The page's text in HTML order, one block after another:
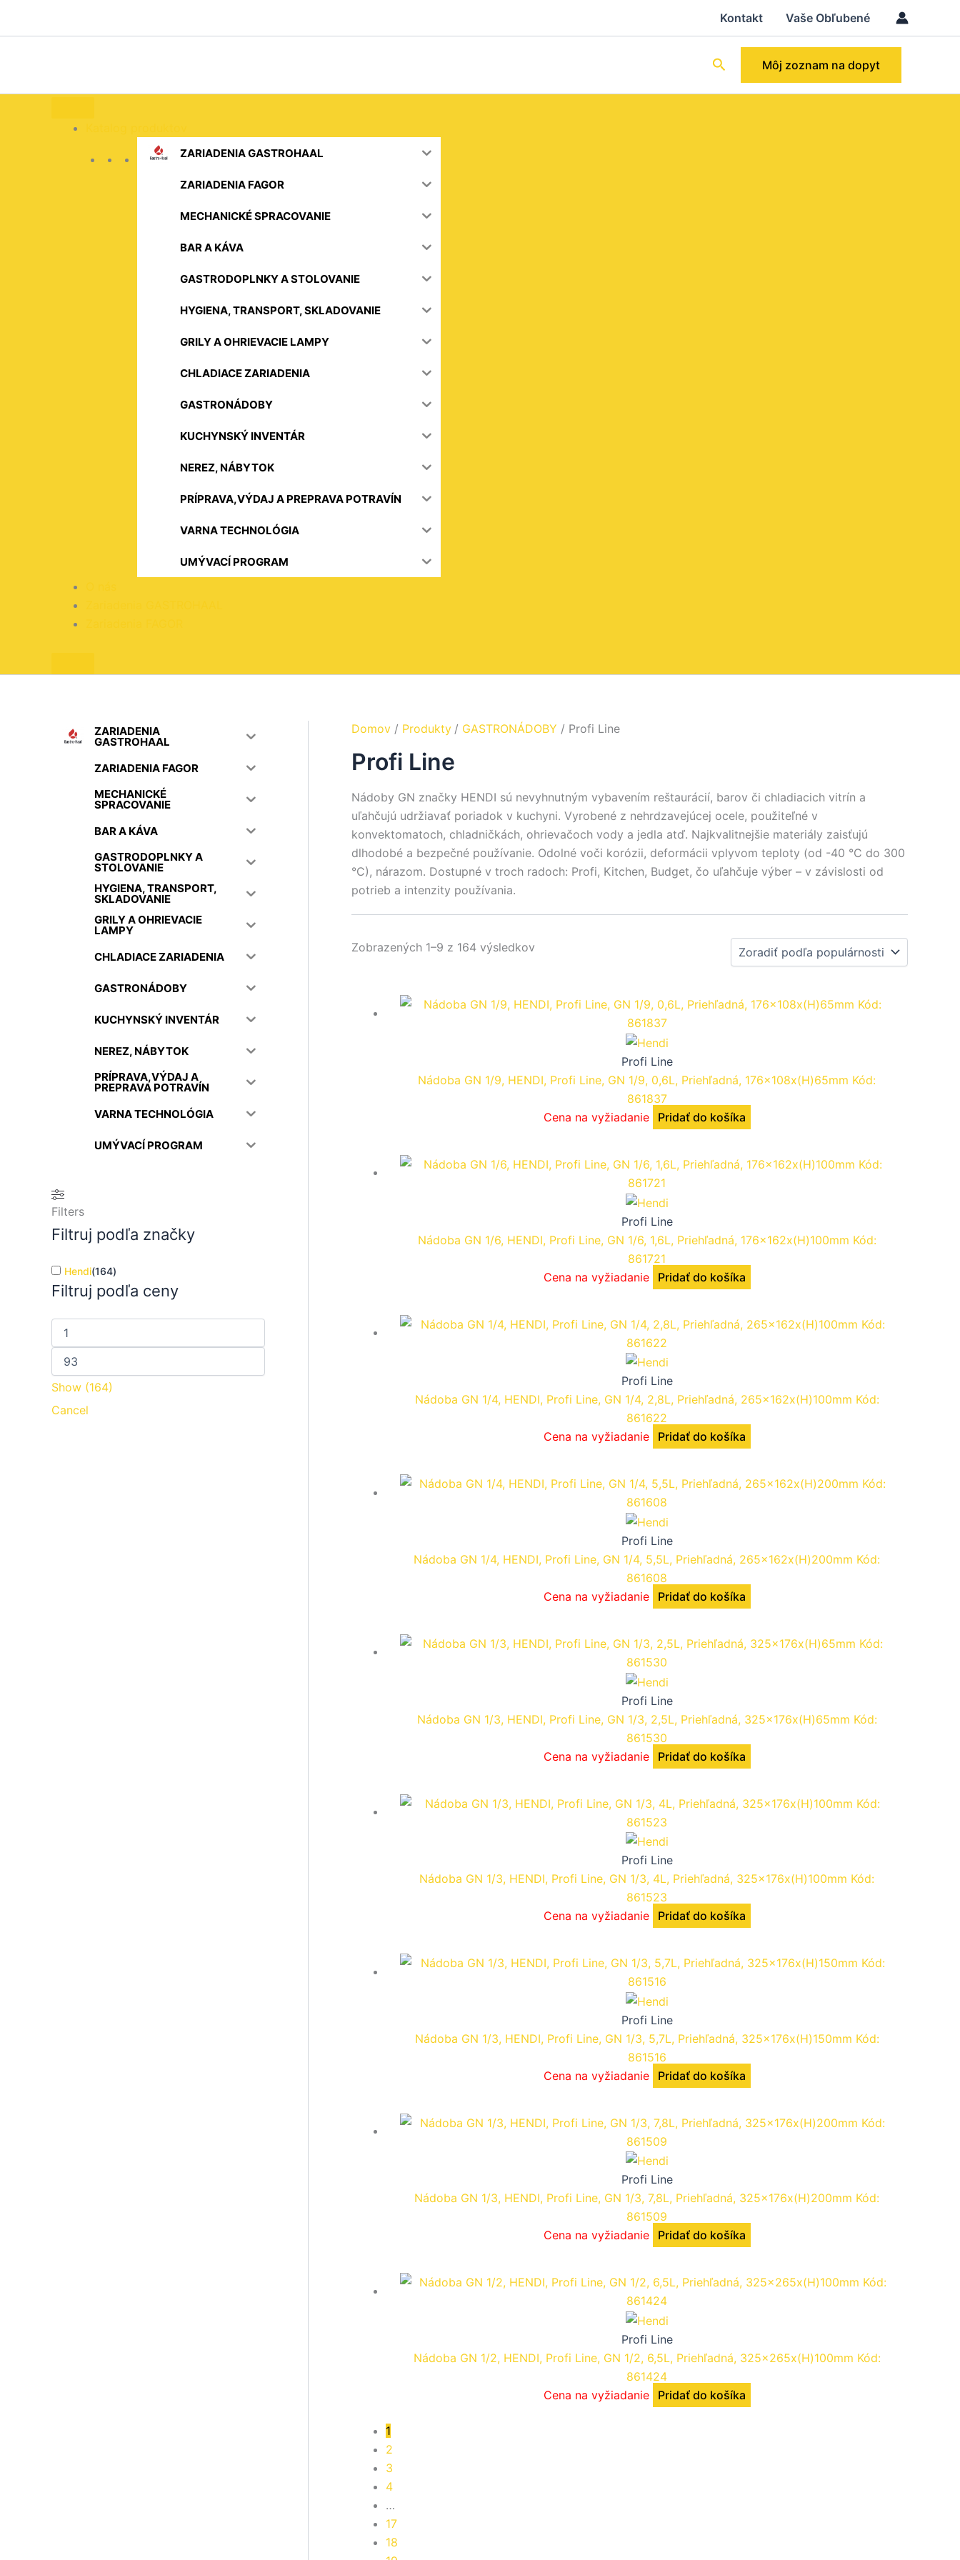
Kontakt Vaše Obľubené
Hľadať Môj zoznam na dopyt
ZARIADENIA GASTROHAAL
ZARIADENIA FAGOR
MECHANICKÉ SPRACOVANIE
BAR A KÁVA
GASTRODOPLNKY A STOLOVANIE
HYGIENA, TRANSPORT, SKLADOVANIE
GRILY A OHRIEVACIE LAMPY
CHLADIACE ZARIADENIA
GASTRONÁDOBY
KUCHYNSKÝ INVENTÁR
NEREZ, NÁBYTOK
PRÍPRAVA,VÝDAJ A PREPRAVA POTRAVÍN
VARNA TECHNOLÓGIA
UMÝVACÍ PROGRAM
ZARIADENIA
GASTROHAAL
ZARIADENIA FAGOR
MECHANICKÉ
SPRACOVANIE
BAR A KÁVA
GASTRODOPLNKY A
STOLOVANIE
HYGIENA, TRANSPORT,
SKLADOVANIE
GRILY A OHRIEVACIE
LAMPY
CHLADIACE ZARIADENIA
GASTRONÁDOBY
KUCHYNSKÝ INVENTÁR
NEREZ, NÁBYTOK
PRÍPRAVA,VÝDAJ A
PREPRAVA POTRAVÍN
VARNA TECHNOLÓGIA
UMÝVACÍ PROGRAM
Filters
Filtruj podľa značky
Hendi(164)
Filtruj podľa ceny
Show (164)
Cancel
Domov Produkty GASTRONÁDOBY Profi Line
Profi Line
Nádoby GN značky HENDI sú nevyhnutným vybavením reštaurácií, barov či chladiacich vitrín a
uľahčujú udržiavať poriadok v kuchyni. Vyrobené z nehrdzavejúcej ocele, použiteľné v
konvektomatoch, chladničkách, ohrievačoch vody a jedla atď. Najkvalitnejšie materiály zaisťujú
dlhodobé a bezpečné používanie. Odolné voči korózii, deformácii vplyvom teploty (od -40 °C do 300
°C), nárazom. Dostupné v troch radoch: Profi, Kitchen, Budget, čo uľahčuje výber – v závislosti od
potrieb a intenzity používania.
Zobrazených 1–9 z 164 výsledkov
Profi Line
Nádoba GN 1/9, HENDI, Profi Line, GN 1/9, 0,6L, Priehľadná, 176x108x(H)65mm Kód:
861837
Cena na vyžiadanie
Pridať do košíka
Profi Line
Nádoba GN 1/6, HENDI, Profi Line, GN 1/6, 1,6L, Priehľadná, 176x162x(H)100mm Kód:
861721
Cena na vyžiadanie
Pridať do košíka
Profi Line
Nádoba GN 1/4, HENDI, Profi Line, GN 1/4, 2,8L, Priehľadná, 265x162x(H)100mm Kód:
861622
Cena na vyžiadanie
Pridať do košíka
Profi Line
Nádoba GN 1/4, HENDI, Profi Line, GN 1/4, 5,5L, Priehľadná, 265x162x(H)200mm Kód:
861608
Cena na vyžiadanie
Pridať do košíka
Profi Line
Nádoba GN 1/3, HENDI, Profi Line, GN 1/3, 2,5L, Priehľadná, 325x176x(H)65mm Kód:
861530
Cena na vyžiadanie
Pridať do košíka
Profi Line
Nádoba GN 1/3, HENDI, Profi Line, GN 1/3, 4L, Priehľadná, 325x176x(H)100mm Kód:
861523
Cena na vyžiadanie
Pridať do košíka
Profi Line
Nádoba GN 1/3, HENDI, Profi Line, GN 1/3, 5,7L, Priehľadná, 325x176x(H)150mm Kód:
861516
Cena na vyžiadanie
Pridať do košíka
Profi Line
Nádoba GN 1/3, HENDI, Profi Line, GN 1/3, 7,8L, Priehľadná, 325x176x(H)200mm Kód:
861509
Cena na vyžiadanie
Pridať do košíka
Profi Line
Nádoba GN 1/2, HENDI, Profi Line, GN 1/2, 6,5L, Priehľadná, 325x265x(H)100mm Kód:
861424
Cena na vyžiadanie
Pridať do košíka
1
2
3
4
…
17
18